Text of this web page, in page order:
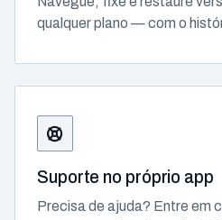
qualquer plano — com o
Suporte no próprio app
Precisa de ajuda? Entre em